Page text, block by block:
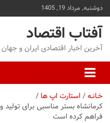
دوشنبه, مرداد 19, 1405
آفتاب اقتصاد
آخرین اخبار اقتصادی ایران و جهان
خـانـه استارت اپ ها
کرمانشاه بستر مناسبی برای
فراهم کرده است